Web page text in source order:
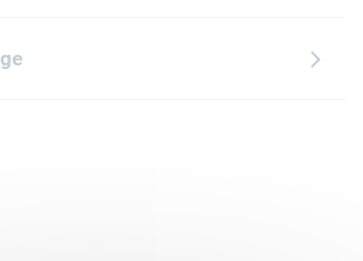
des chaussures, du
portable. Ce véhicule est un